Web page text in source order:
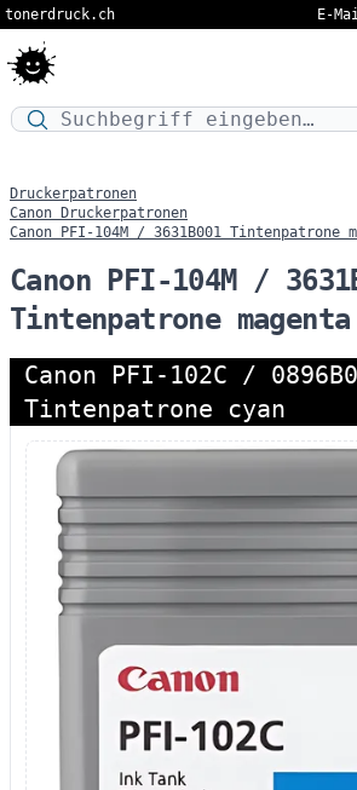
tonerdruck.ch E-
Druckermodell oder Produktnamen
Druckerpatronen
Canon Druckerpatronen
Canon PFI-104M / 3631B001 Tintenpatrone
Canon PFI-104M /
Tintenpatrone magenta
Canon PFI-102C /
Tintenpatrone cyan